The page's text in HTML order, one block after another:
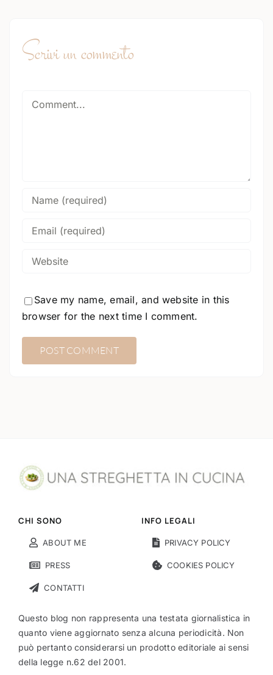
Scrivi un commento
Comment
Save my name, email, and website in this
browser for the next time I comment.
CHI SONO
ABOUT ME
PRESS
CONTATTI
INFO LEGALI
PRIVACY POLICY
COOKIES POLICY
Questo blog non rappresenta una testata giornalistica in
quanto viene aggiornato senza alcuna periodicità. Non
può pertanto considerarsi un prodotto editoriale ai sensi
della legge n.62 del 2001.